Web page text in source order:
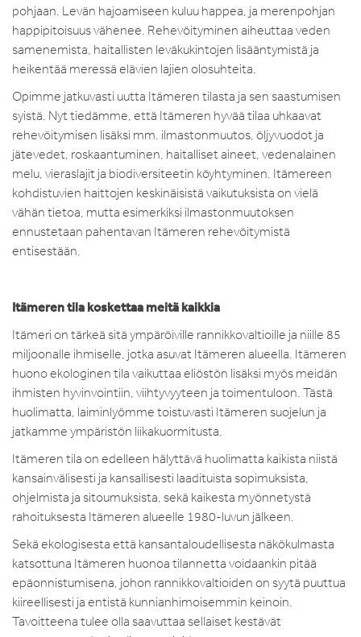
pohjaan. Levän hajoamiseen kuluu happea, ja merenpohjan
happipitoisuus vähenee. Rehevöityminen aiheuttaa veden
samenemista, haitallisten leväkukintojen lisääntymistä ja
heikentää meressä elävien lajien olosuhteita.
Opimme jatkuvasti uutta Itämeren tilasta ja sen saastumisen
syistä. Nyt tiedämme, että Itämeren hyvää tilaa uhkaavat
rehevöitymisen lisäksi mm. ilmastonmuutos, öljyvuodot ja
jätevedet, roskaantuminen, haitalliset aineet, vedenalainen
melu, vieraslajit ja biodiversiteetin köyhtyminen. Itämereen
kohdistuvien haittojen keskinäisistä vaikutuksista on vielä
vähän tietoa, mutta esimerkiksi ilmastonmuutoksen
ennustetaan pahentavan Itämeren rehevöitymistä
entisestään.
Itämeren tila koskettaa meitä kaikkia
Itämeri on tärkeä sitä ympäröiville rannikkovaltioille ja niille 85
miljoonalle ihmiselle, jotka asuvat Itämeren alueella. Itämeren
huono ekologinen tila vaikuttaa eliöstön lisäksi myös meidän
ihmisten hyvinvointiin, viihtyvyyteen ja toimentuloon. Tästä
huolimatta, laiminlyömme toistuvasti Itämeren suojelun ja
jatkamme ympäristön liikakuormitusta.
Itämeren tila on edelleen hälyttävä huolimatta kaikista niistä
kansainvälisesti ja kansallisesti laadituista sopimuksista,
ohjelmista ja sitoumuksista, sekä kaikesta myönnetystä
rahoituksesta Itämeren alueelle 1980-luvun jälkeen.
Sekä ekologisesta että kansantaloudellisesta näkökulmasta
katsottuna Itämeren huonoa tilannetta voidaankin pitää
epäonnistumisena, johon rannikkovaltioiden on syytä puuttua
kiireellisesti ja entistä kunnianhimoisemmin keinoin.
Tavoitteena tulee olla saavuttaa sellaiset kestävät